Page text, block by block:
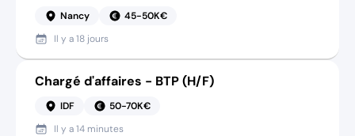
Nancy
45-50K€
Il y a18 jours
Chargé d'affaires - BTP (H/F)
IDF
50-70K€
Il y a14 minutes